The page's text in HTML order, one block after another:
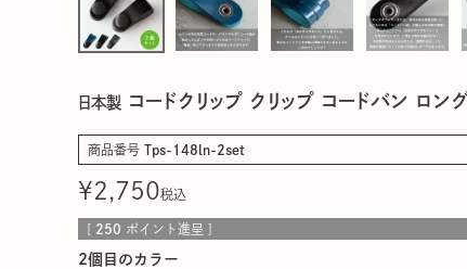
日本製 コードクリップ クリップ コードバン
商品番号 Tps-148ln-2set
¥2,750税込
250 ポイント進呈 ]
2個目のカラー